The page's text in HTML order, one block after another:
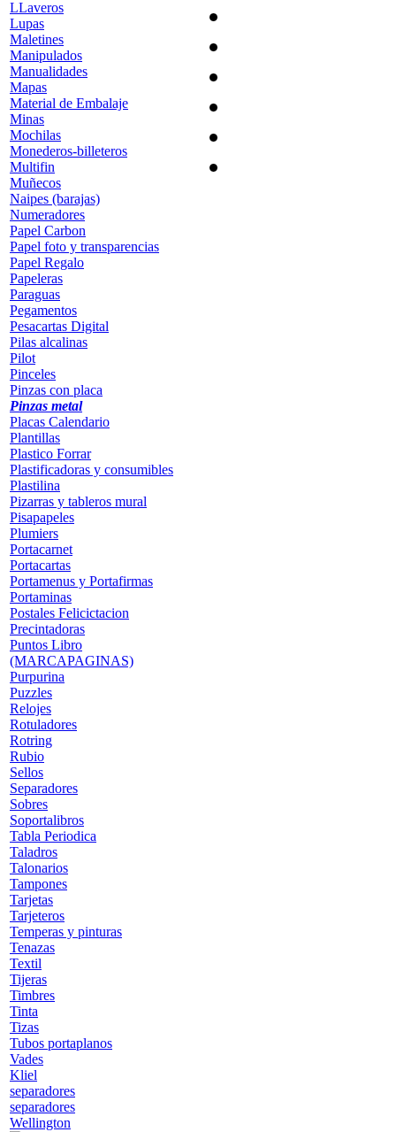
LLaveros
Lupas
Maletines
Manipulados
Manualidades
Mapas
Material de Embalaje
Minas
Mochilas
Monederos-billeteros
Multifin
Muñecos
Naipes (barajas)
Numeradores
Papel Carbon
Papel foto y transparencias
Papel Regalo
Papeleras
Paraguas
Pegamentos
Pesacartas Digital
Pilas alcalinas
Pilot
Pinceles
Pinzas con placa
Pinzas metal
Placas Calendario
Plantillas
Plastico Forrar
Plastificadoras y consumibles
Plastilina
Pizarras y tableros mural
Pisapapeles
Plumiers
Portacarnet
Portacartas
Portamenus y Portafirmas
Portaminas
Postales Felicictacion
Precintadoras
Puntos Libro
(MARCAPAGINAS)
Purpurina
Puzzles
Relojes
Rotuladores
Rotring
Rubio
Sellos
Separadores
Sobres
Soportalibros
Tabla Periodica
Taladros
Talonarios
Tampones
Tarjetas
Tarjeteros
Temperas y pinturas
Tenazas
Textil
Tijeras
Timbres
Tinta
Tizas
Tubos portaplanos
Vades
Kliel
separadores
separadores
Wellington